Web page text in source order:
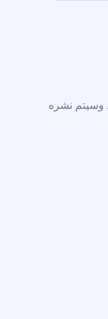
وسيتم نشره